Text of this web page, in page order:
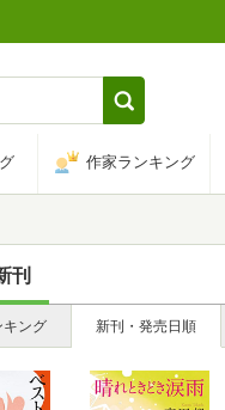
作家ランキング
刊
キング 新刊・発売日順